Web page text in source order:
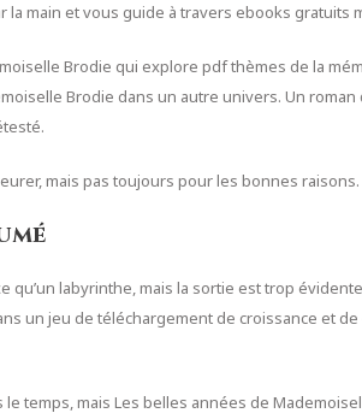
main et vous guide à travers ebooks gratuits
Brodie qui explore pdf thèmes de la
Brodie dans un autre univers. Un
mais pas toujours pour les bonnes
qu’un labyrinthe, mais la sortie est trop
un jeu de téléchargement de croissance et
temps, mais Les belles années de